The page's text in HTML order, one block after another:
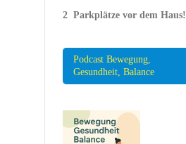
2 Parkplätze vor dem Haus!
Podcast Bewegung,
Gesundheit, Balance